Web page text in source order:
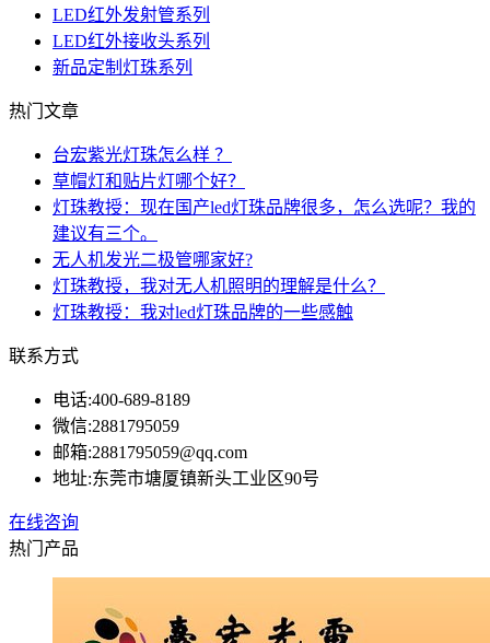
LED红外发射管系列
LED红外接收头系列
新品定制灯珠系列
热门文章
台宏紫光灯珠怎么样 ？
草帽灯和贴片灯哪个好？
灯珠教授：现在国产led灯珠品牌很多，怎么选呢？我的
建议有三个。
无人机发光二极管哪家好?
灯珠教授，我对无人机照明的理解是什么？
灯珠教授：我对led灯珠品牌的一些感触
联系方式
电话:400-689-8189
微信:2881795059
邮箱:2881795059@qq.com
地址:东莞市塘厦镇新头工业区90号
在线咨询
热门产品